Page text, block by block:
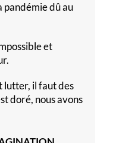
pandémie dû au
et
lutter, il faut des
doré, nous avons